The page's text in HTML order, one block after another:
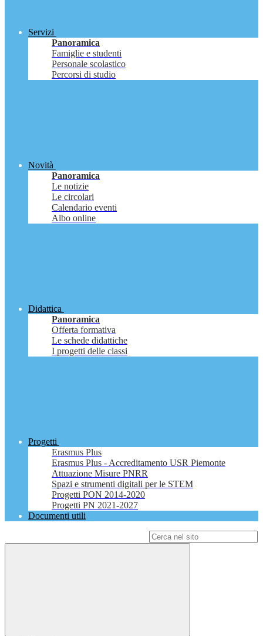
Servizi
Panoramica
Famiglie e studenti
Personale scolastico
Percorsi di studio
Novità
Panoramica
Le notizie
Le circolari
Calendario eventi
Albo online
Didattica
Panoramica
Offerta formativa
Le schede didattiche
I progetti delle classi
Progetti
Erasmus Plus
Erasmus Plus - Accreditamento USR Piemonte
Attuazione Misure PNRR
Spazi e strumenti digitali per le STEM
Progetti PON 2014-2020
Progetti PN 2021-2027
Documenti utili